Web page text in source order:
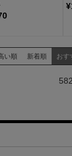
¥
い順 新着順 おす
582